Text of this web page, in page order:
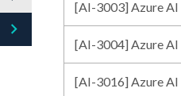
keyboard_arrow_right
[AI-3003] Azure AI
[AI-3004] Azure AI
[AI-3016] Azure AI